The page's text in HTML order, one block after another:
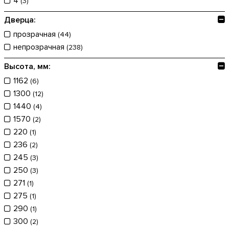
30(3)
36
48(5)
17(2)
Дверца:
прозрачная (44)
непрозрачная (238)
Высота, мм:
1162 (6)
1300 (12)
1440 (4)
1570 (2)
220 (1)
236 (2)
245 (3)
250 (3)
271 (1)
275 (1)
290 (1)
300 (2)